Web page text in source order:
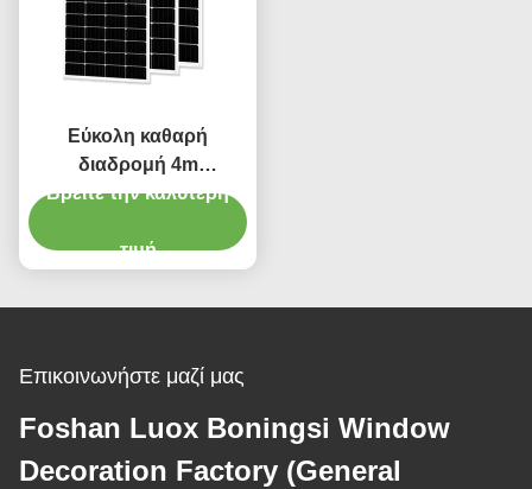
Εύκολη καθαρή
διαδρομή 4m
κουρτινών συσκότισης
διακοσμήσεων
Βρείτε την καλύτερη
τιμή
Επικοινωνήστε μαζί μας
Foshan Luox Boningsi Window
Decoration Factory (General